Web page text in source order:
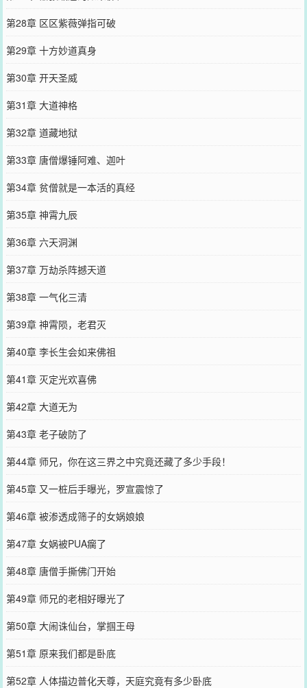
第28章 区区紫薇弹指可破
第29章 十方妙道真身
第30章 开天圣威
第31章 大道神格
第32章 道藏地狱
第33章 唐僧爆锤阿难、迦叶
第34章 贫僧就是一本活的真经
第35章 神霄九辰
第36章 六天洞渊
第37章 万劫杀阵撼天道
第38章 一气化三清
第39章 神霄陨，老君灭
第40章 李长生会如来佛祖
第41章 灭定光欢喜佛
第42章 大道无为
第43章 老子破防了
第44章 师兄，你在这三界之中究竟还藏了多少手段！
第45章 又一桩后手曝光，罗宣震惊了
第46章 被渗透成筛子的女娲娘娘
第47章 女娲被PUA瘸了
第48章 唐僧手撕佛门开始
第49章 师兄的老相好曝光了
第50章 大闹诛仙台，掌掴王母
第51章 原来我们都是卧底
第52章 人体描边普化天尊，天庭究竟有多少卧底